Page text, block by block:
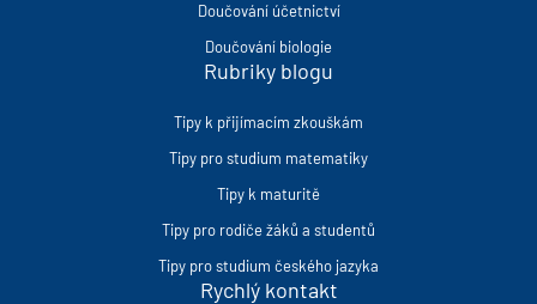
Doučování účetnictví
Doučování biologie
Rubriky blogu
Tipy k přijímacím zkouškám
Tipy pro studium matematiky
Tipy k maturitě
Tipy pro rodiče žáků a studentů
Tipy pro studium českého jazyka
Rychlý kontakt